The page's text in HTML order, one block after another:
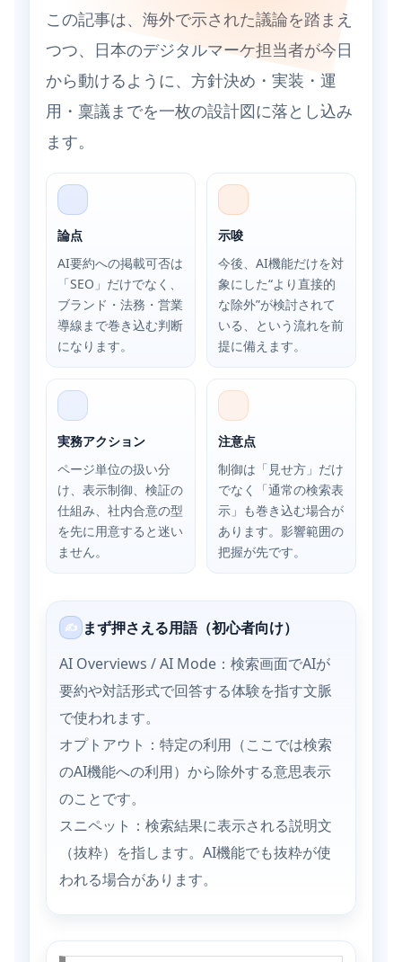
この記事は、海外で示された議論を踏まえ
つつ、日本のデジタルマーケ担当者が今日
から動けるように、方針決め・実装・運
用・稟議までを一枚の設計図に落とし込み
ます。
論点
AI要約への掲載可否は
「SEO」だけでなく、
ブランド・法務・営業
導線まで巻き込む判断
になります。
示唆
今後、AI機能だけを対
象にした“より直接的
な除外”が検討されて
いる、という流れを前
提に備えます。
実務アクション
ページ単位の扱い分
け、表示制御、検証の
仕組み、社内合意の型
を先に用意すると迷い
ません。
注意点
制御は「見せ方」だけ
でなく「通常の検索表
示」も巻き込む場合が
あります。影響範囲の
把握が先です。
✍ まず押さえる用語（初心者向け）
AI Overviews / AI Mode：検索画面でAIが
要約や対話形式で回答する体験を指す文脈
で使われます。
オプトアウト：特定の利用（ここでは検索
のAI機能への利用）から除外する意思表示
のことです。
スニペット：検索結果に表示される説明文
（抜粋）を指します。AI機能でも抜粋が使
われる場合があります。